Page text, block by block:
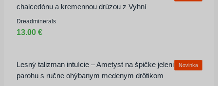
chalcedónu a kremennou drúzou z Vyhní
Dreadminerals
13.00 €
Lesný talizman intuície – Ametyst na špičke jelenieho
parohu s ručne ohýbanym medenym drôtikom
Novinka